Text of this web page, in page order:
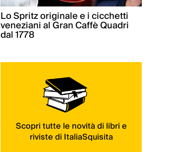
Lo Spritz originale e i cicchetti
veneziani al Gran Caffè Quadri
dal 1778
Scopri tutte le novità di libri e
riviste di ItaliaSquisita